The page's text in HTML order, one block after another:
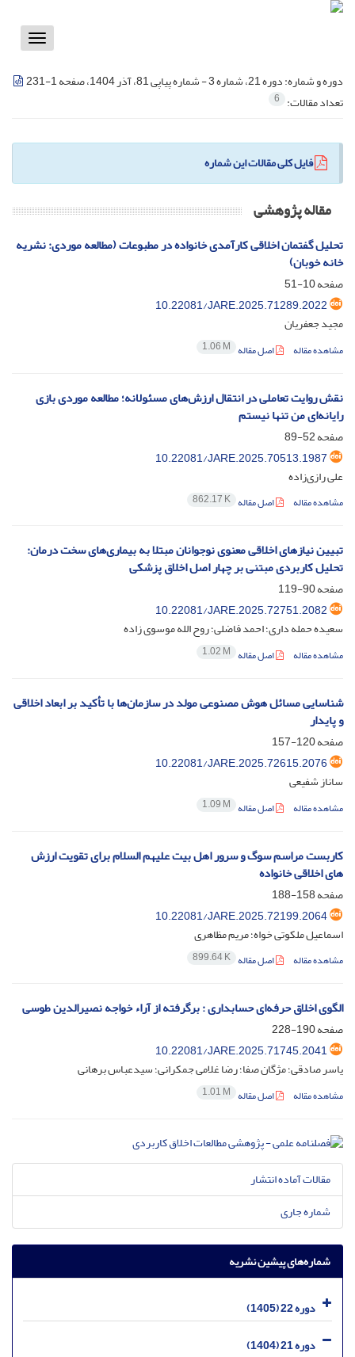
Toggle
دوره و شماره:دوره 21، شماره 3 - شماره پیاپی 81، آذر 1404، صفحه 1-231
تعداد مقالات: 6
فایل کلی مقالات این شماره
مقاله پژوهشی
تحلیل گفتمان اخلاقی کارآمدی خانواده در مطبوعات (مطالعه موردی: نشریه
خانه خوبان)
صفحه10-51
10.22081/JARE.2025.71289.2022
مجید جعفریان
مشاهده مقاله اصل مقاله 1.06 M
نقش روایت تعاملی در انتقال ارزش‌های مسئولانه؛ مطالعه موردی بازی
رایانه‌ای من تنها نیستم
صفحه52-89
10.22081/JARE.2025.70513.1987
علی رازی‌زاده
مشاهده مقاله اصل مقاله 862.17 K
تبیین نیازهای اخلاقی معنوی نوجوانان مبتلا به بیماری‌های سخت درمان:
تحلیل کاربردی مبتنی بر چهار اصل اخلاق پزشکی
صفحه90-119
10.22081/JARE.2025.72751.2082
سعیده حمله داری؛ احمد فاضلی؛ روح الله موسوی زاده
مشاهده مقاله اصل مقاله 1.02 M
شناسایی مسائل هوش مصنوعی مولد در سازمان‌ها با تأکید بر ابعاد اخلاقی
و پایدار
صفحه120-157
10.22081/JARE.2025.72615.2076
ساناز شفیعی
مشاهده مقاله اصل مقاله 1.09 M
کاربست مراسم سوگ و سرور اهل بیت علیهم السلام برای تقویت ارزش
های اخلاقی خانواده
صفحه158-188
10.22081/JARE.2025.72199.2064
اسماعیل ملکوتی خواه؛ مریم مظاهری
مشاهده مقاله اصل مقاله 899.64 K
الگوی اخلاق حرفه‌ای حسابداری : برگرفته از آراء خواجه نصیرالدین طوسی
صفحه190-228
10.22081/JARE.2025.71745.2041
یاسر صادقی؛ مژگان صفا؛ رضا غلامی جمکرانی؛ سیدعباس برهانی
مشاهده مقاله اصل مقاله 1.01 M
مقالات آماده انتشار
شماره جاری
شماره‌های پیشین نشریه
دوره 22 (1405)
دوره 21 (1404)